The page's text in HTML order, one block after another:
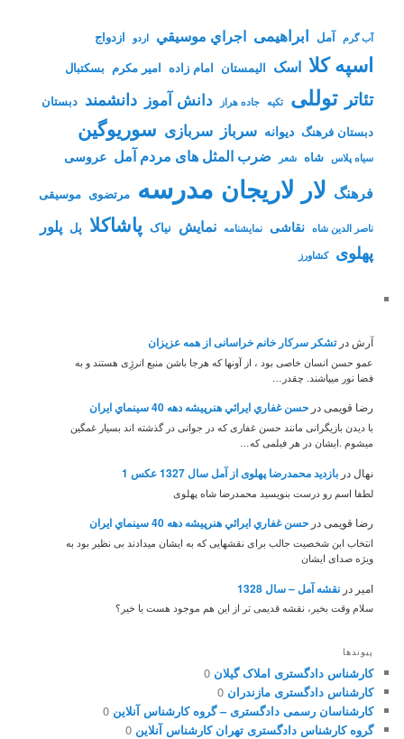
آب گرم آمل ابراهیمی اجراي موسيقي اردو ازدواج
اسپه کلا اسک الیمستان امام زاده امیر مکرم بسکتبال
تئاتر توللی تکیه جاده هراز دانش آموز دانشمند دبستان
دبستان فرهنگ دیوانه سرباز سربازی سوریوگین
سیاه پلاس شاه شعر ضرب المثل های مردم آمل عروسی
فرهنگ لار لاریجان مدرسه مرتضوی موسیقی
ناصر الدین شاه نقاشی نمايشنامه نمایش نیاک پاشاکلا پل پلور
پهلوی کشاورز
آرش درتشکر سرکار خانم خراسانی از همه عزیزان
عمو حسن انسان خاصی بود ، از آونها که هرجا باشن منبع انرژِی هستند و به
فضا نور میپاشند. چقدر…
رضا قویمیدرحسن غفاري ايرائي هنرپيشه دهه 40 سينماي ايران
با دیدن بازیگرانی مانند حسن غفاری که در جوانی در گذشته اند بسیار غمگین
میشوم .ایشان در هر فیلمی که…
نهال دربازدید محمدرضا پهلوی از آمل سال 1327 عکس 1
لطفا اسم رو درست بنویسید محمدرضا شاه پهلوی
رضا قویمیدرحسن غفاري ايرائي هنرپيشه دهه 40 سينماي ايران
انتخاب ابن شخصیت جالب برای نقشهایی که به ایشان میدادند بی نظیر بود به
ویژه صدای ایشان
امیر درنقشه آمل – سال 1328
سلام وقت بخیر، نقشه قدیمی تر از این هم موجود هست یا خیر؟
پیوندها
کارشناس دادگستری املاک گیلان 0
کارشناس دادگستری مازندران 0
کارشناسان رسمی دادگستری – گروه کارشناس آنلاین 0
گروه کارشناس دادگستری تهران کارشناس آنلاین 0